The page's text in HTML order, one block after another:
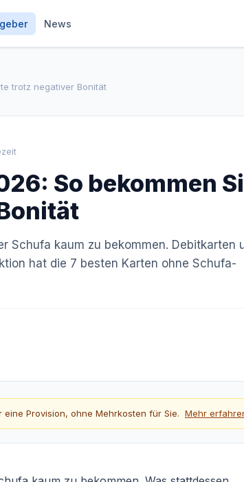
News
trotz negativer Bonität
So bekommen
Schufa kaum zu bekommen. Debitkarten
hat die 7 besten Karten ohne Schufa-
Provision, ohne Mehrkosten für Sie. Mehr